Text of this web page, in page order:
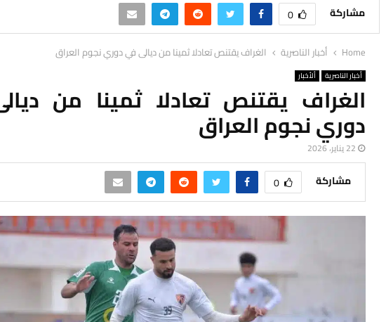
مشاركة 0
Home أخبار الناصرية الغراف يقتنص تعادلا ثمينا من ديالى في دوري نجوم العراق
أخبار الناصرية ألأخبار
الغراف يقتنص تعادلا ثمينا من
دوري نجوم العراق
22 يناير، 2026
مشاركة 0